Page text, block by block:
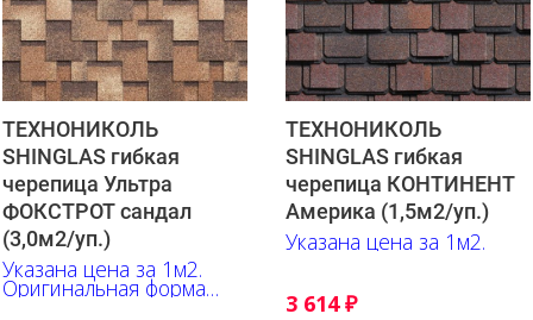
ТЕХНОНИКОЛЬ
SHINGLAS гибкая
черепица Ультра
ФОКСТРОТ сандал
(3,0м2/уп.)
Указана цена за 1м2.
Оригинальная форма
ТЕХНОНИКОЛЬ
SHINGLAS гибкая
черепица КОНТИНЕНТ
Америка (1,5м2/уп.)
Указана цена за 1м2.
3 614₽